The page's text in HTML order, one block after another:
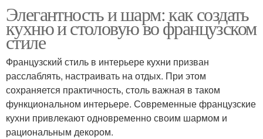
Элегантность и шарм: как создать
кухню и столовую во французском
стиле
Французский стиль в интерьере кухни призван
расслаблять, настраивать на отдых. При этом
сохраняется практичность, столь важная в таком
функциональном интерьере. Современные французские
кухни привлекают одновременно своим шармом и
рациональным декором.